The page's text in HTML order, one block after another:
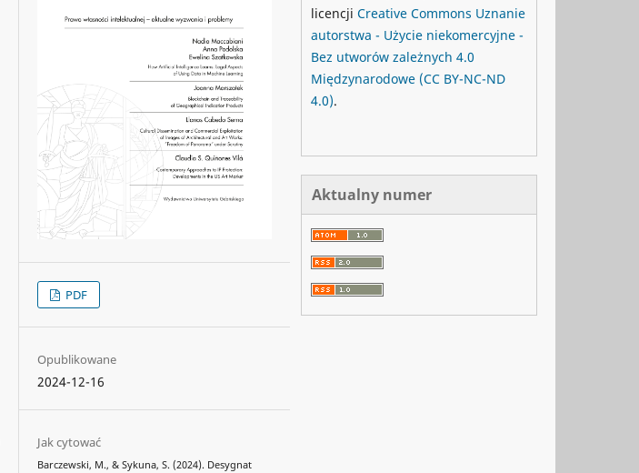
PDF
Opublikowane
2024-12-16
Jak cytować
Barczewski, M., & Sykuna, S. (2024). Desygnat
licencji Creative Commons Uznanie
autorstwa - Użycie niekomercyjne -
Bez utworów zależnych 4.0
Międzynarodowe (CC BY-NC-ND
4.0).
Aktualny numer